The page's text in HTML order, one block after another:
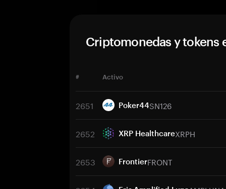
Criptomonedas y tokens
# Activo
2651 Poker44SN126
2652 XRP HealthcareXRPH
2653 FrontierFRONT